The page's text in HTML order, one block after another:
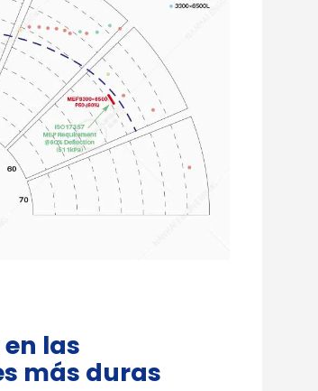
las
más duras